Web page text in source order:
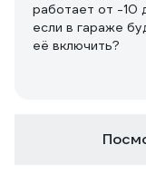
работает от -10
если в гараже
её включить?